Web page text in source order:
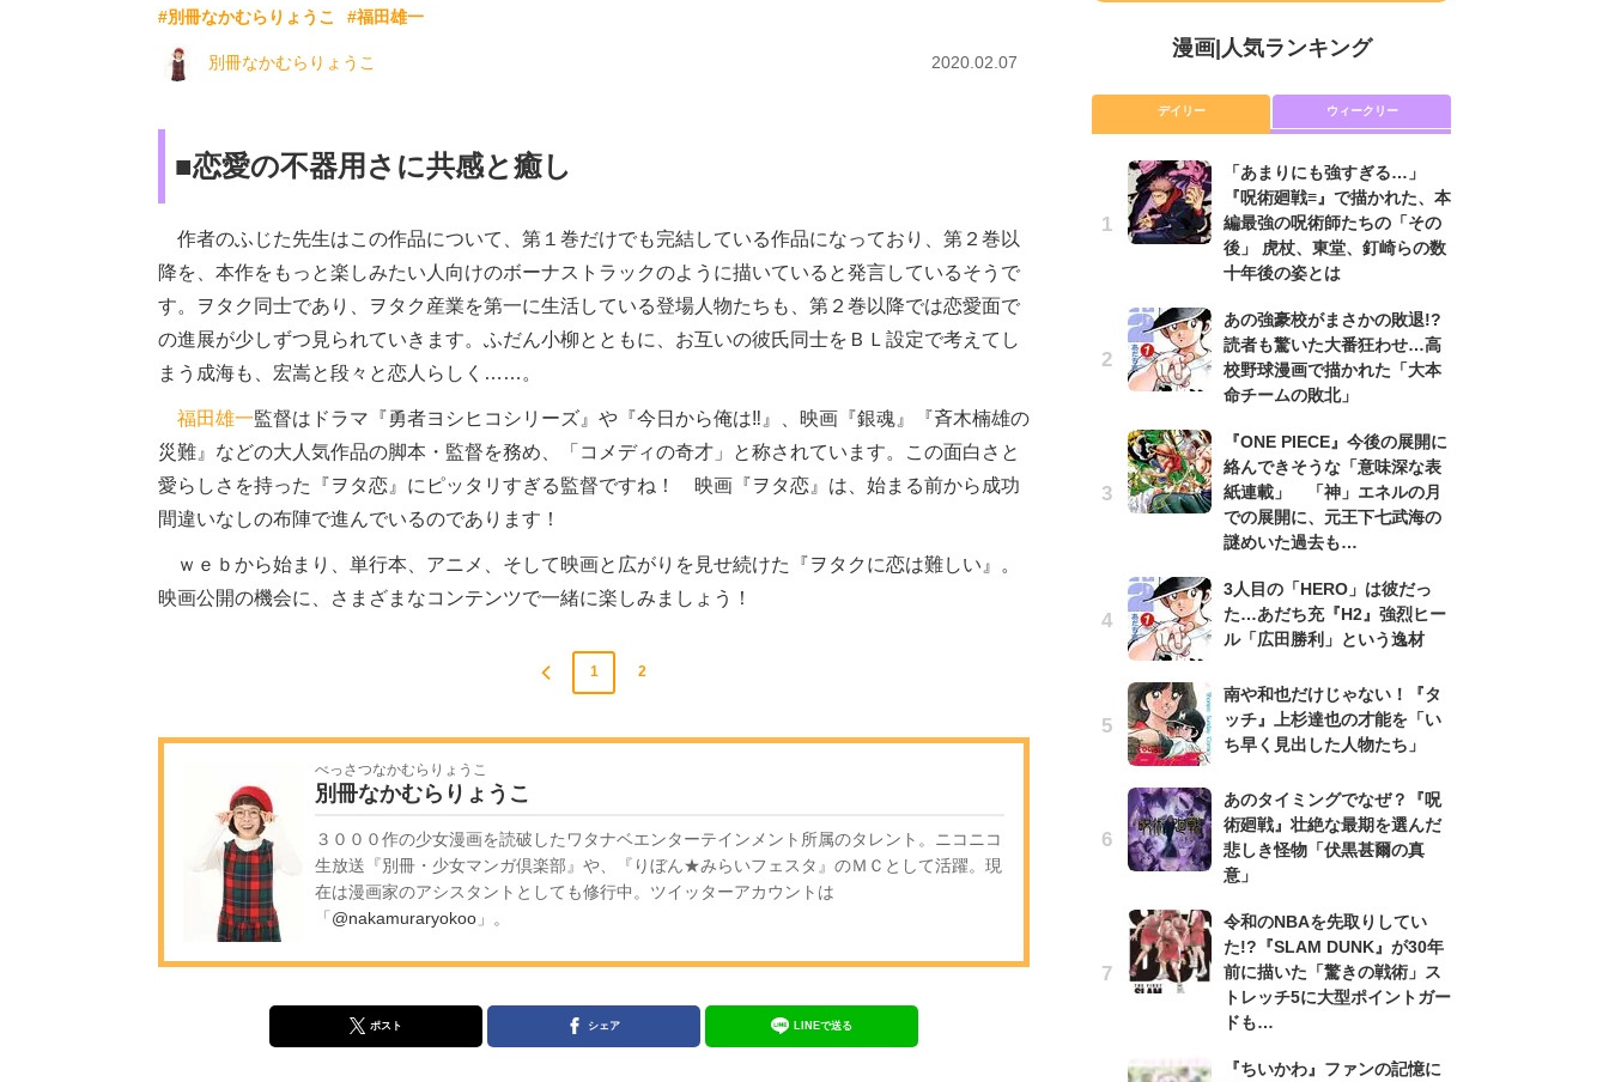
#別冊なかむらりょうこ
#福田雄一
別冊なかむらりょうこ 2020.02.07
■恋愛の不器用さに共感と癒し
作者のふじた先生はこの作品について、第１巻だけでも完結している作品になっており、第２巻以
降を、本作をもっと楽しみたい人向けのボーナストラックのように描いていると発言しているそうで
す。ヲタク同士であり、ヲタク産業を第一に生活している登場人物たちも、第２巻以降では恋愛面で
の進展が少しずつ見られていきます。ふだん小柳とともに、お互いの彼氏同士をＢＬ設定で考えてし
まう成海も、宏嵩と段々と恋人らしく……。
福田雄一監督はドラマ『勇者ヨシヒコシリーズ』や『今日から俺は‼︎』、映画『銀魂』『斉木楠雄の
災難』などの大人気作品の脚本・監督を務め、「コメディの奇才」と称されています。この面白さと
愛らしさを持った『ヲタ恋』にピッタリすぎる監督ですね！ 映画『ヲタ恋』は、始まる前から成功
間違いなしの布陣で進んでいるのであります！
ｗｅｂから始まり、単行本、アニメ、そして映画と広がりを見せ続けた『ヲタクに恋は難しい』。
映画公開の機会に、さまざまなコンテンツで一緒に楽しみましょう！
1 2
べっさつなかむらりょうこ
別冊なかむらりょうこ
３０００作の少女漫画を読破したワタナベエンターテインメント所属のタレント。ニコニコ
生放送『別冊・少女マンガ倶楽部』や、『りぼん★みらいフェスタ』のＭＣとして活躍。現
在は漫画家のアシスタントとしても修行中。ツイッターアカウントは
「@nakamuraryokoo 」。
ポスト シェア LINEで送る
漫画| 人気ランキング
デイリー ウィークリー
「あまりにも強すぎる…」
『呪術廻戦≡』で描かれた、本
編最強の呪術師たちの「その
後」 虎杖、東堂、釘崎らの数
十年後の姿とは
あの強豪校がまさかの敗退!?
読者も驚いた大番狂わせ…高
校野球漫画で描かれた「大本
命チームの敗北」
『ONE PIECE』今後の展開に
絡んできそうな「意味深な表
紙連載」 「神」エネルの月
での展開に、元王下七武海の
謎めいた過去も…
3人目の「HERO」は彼だっ
た…あだち充『H2』強烈ヒー
ル「広田勝利」という逸材
南や和也だけじゃない！『タ
ッチ』上杉達也の才能を「い
ち早く見出した人物たち」
あのタイミングでなぜ？『呪
術廻戦』壮絶な最期を選んだ
悲しき怪物「伏黒甚爾の真
意」
令和のNBAを先取りしてい
た!?『SLAM DUNK』が30年
前に描いた「驚きの戦術」ス
トレッチ5に大型ポイントガー
ドも…
『ちいかわ』ファンの記憶に